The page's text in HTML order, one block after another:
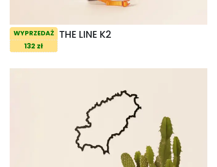
WYPRZEDAŻ
132 zł
THE LINE K2